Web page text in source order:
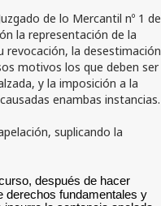
de lo Mercantil nº 1 de
la representación de la
revocación, la desestimación
motivos los que deben ser
y la imposición a la
enambas instancias.
suplicando la
después de hacer
derechos fundamentales y